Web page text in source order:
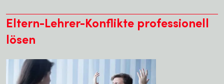
Eltern-Lehrer-Konflikte professionell
lösen